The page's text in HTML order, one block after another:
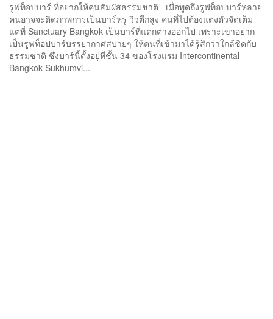
รูฟท็อปบาร์ ที่อยากให้คนสัมผัสธรรมชาติ เมื่อพูดถึงรูฟท็อปบาร์หลาย
คนอาจจะติดภาพการเป็นบาร์หรู วิวตึกสูง คนที่ไปต้องแต่งตัวจัดเต็ม
แต่ที่ Sanctuary Bangkok เป็นบาร์ที่แตกต่างออกไป เพราะเขาอยาก
เป็นรูฟท็อปบาร์บรรยากาศสบายๆ ให้คนที่เข้ามาได้รู้สึกว่าใกล้ชิดกับ
ธรรมชาติ ซึ่งบาร์นี้ตั้งอยู่ที่ชั้น 34 ของโรงแรม Intercontinental
Bangkok Sukhumvi...